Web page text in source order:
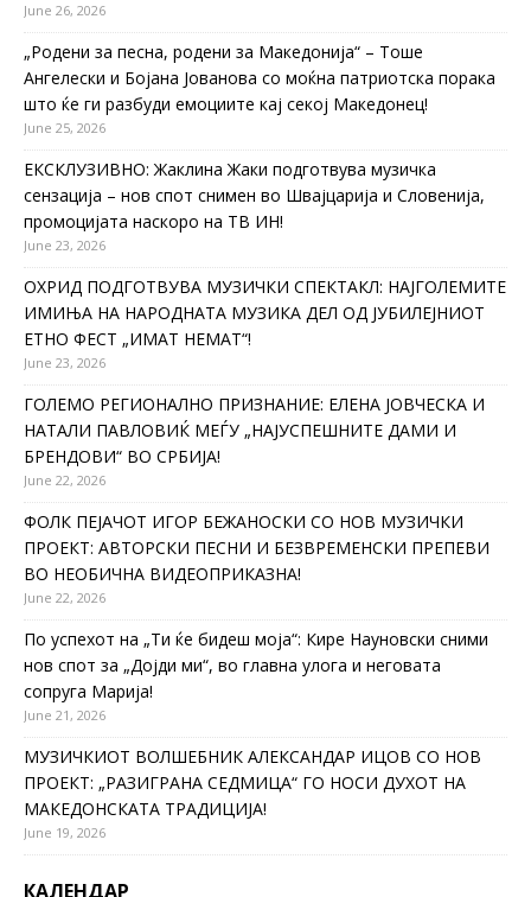
June 26, 2026
„Родени за песна, родени за Македонија“ – Тоше
Ангелески и Бојана Јованова со моќна патриотска порака
што ќе ги разбуди емоциите кај секој Македонец!
June 25, 2026
ЕКСКЛУЗИВНО: Жаклина Жаки подготвува музичка
сензација – нов спот снимен во Швајцарија и Словенија,
промоцијата наскоро на ТВ ИН!
June 23, 2026
ОХРИД ПОДГОТВУВА МУЗИЧКИ СПЕКТАКЛ: НАЈГОЛЕМИТЕ
ИМИЊА НА НАРОДНАТА МУЗИКА ДЕЛ ОД ЈУБИЛЕЈНИОТ
ЕТНО ФЕСТ „ИМАТ НЕМАТ“!
June 23, 2026
ГОЛЕМО РЕГИОНАЛНО ПРИЗНАНИЕ: ЕЛЕНА ЈОВЧЕСКА И
НАТАЛИ ПАВЛОВИЌ МЕЃУ „НАЈУСПЕШНИТЕ ДАМИ И
БРЕНДОВИ“ ВО СРБИЈА!
June 22, 2026
ФОЛК ПЕЈАЧОТ ИГОР БЕЖАНОСКИ СО НОВ МУЗИЧКИ
ПРОЕКТ: АВТОРСКИ ПЕСНИ И БЕЗВРЕМЕНСКИ ПРЕПЕВИ
ВО НЕОБИЧНА ВИДЕОПРИКАЗНА!
June 22, 2026
По успехот на „Ти ќе бидеш моја“: Кире Науновски сними
нов спот за „Дојди ми“, во главна улога и неговата
сопруга Марија!
June 21, 2026
МУЗИЧКИОТ ВОЛШЕБНИК АЛЕКСАНДАР ИЦОВ СО НОВ
ПРОЕКТ: „РАЗИГРАНА СЕДМИЦА“ ГО НОСИ ДУХОТ НА
МАКЕДОНСКАТА ТРАДИЦИЈА!
June 19, 2026
КАЛЕНДАР